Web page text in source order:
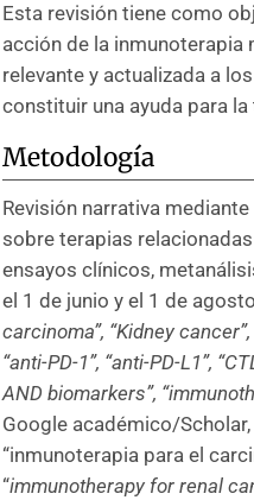
Esta revisión tiene como
acción de la inmunoterapia
relevante y actualizada a
constituir una ayuda para
Metodología
Revisión narrativa
sobre terapias
ensayos clínicos,
el 1 de junio y el 1 de
carcinoma”, “Kidney
“anti-PD-1”, “anti-PD-L1”,
AND biomarkers”,
Google académico/
“inmunoterapia para el
“immunotherapy for renal